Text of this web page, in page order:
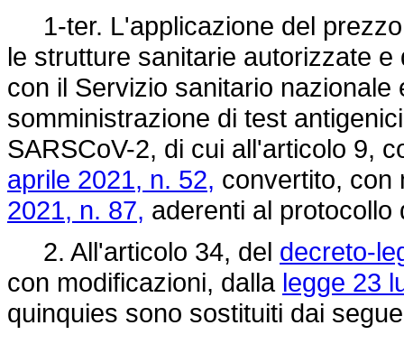
1-ter. L'applicazione del
le strutture sanitarie autorizzate
con il Servizio sanitario
somministrazione di test
SARSCoV-2, di cui all'articolo 9,
aprile 2021, n. 52, convertito, con
2021, n. 87, aderenti al
2. All'articolo 34, del decreto-
con modificazioni, dalla legge 23
quinquies sono sostituiti dai